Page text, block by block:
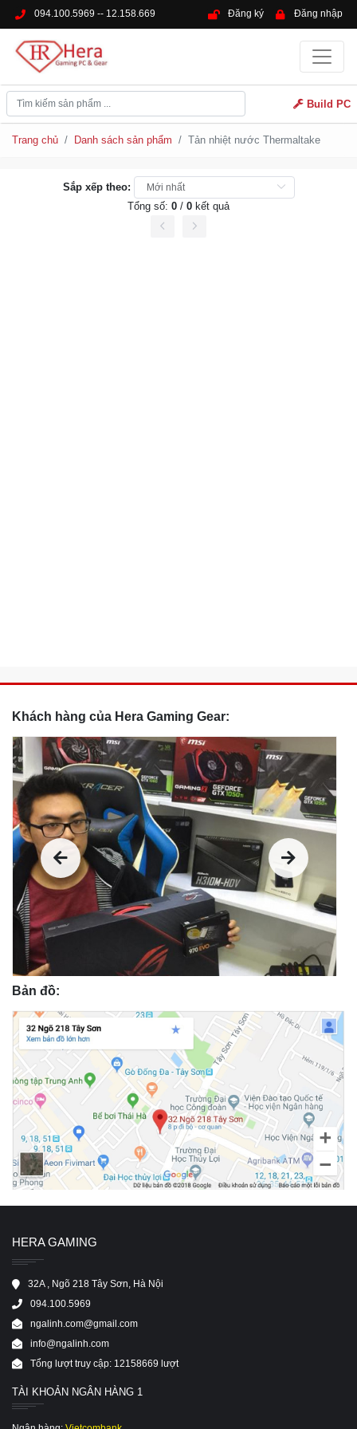
094.100.5969 -- 12.158.669 Đăng ký Đăng nhập
Build PC
Trang chủ Danh sách sản phẩm Tản nhiệt nước Thermaltake
Sắp xếp theo:
Tổng số: 0 / 0 kết quả
Khách hàng của Hera Gaming Gear:
Bản đồ:
HERA GAMING
32A , Ngõ 218 Tây Sơn, Hà Nội
094.100.5969
ngalinh.com@gmail.com
info@ngalinh.com
Tổng lượt truy cập: 12158669 lượt
TÀI KHOẢN NGÂN HÀNG 1